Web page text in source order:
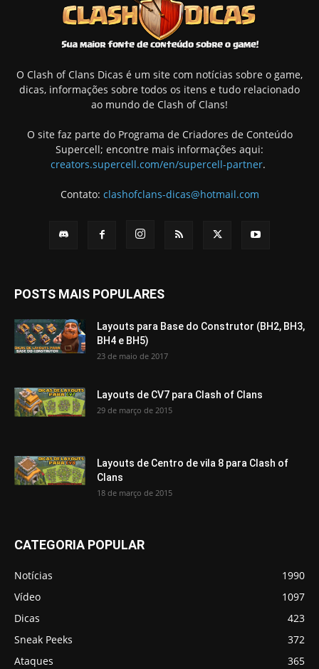
O Clash of Clans Dicas é um site com notícias sobre o game,
dicas, informações sobre todos os itens e tudo relacionado
ao mundo de Clash of Clans!
O site faz parte do Programa de Criadores de Conteúdo
Supercell; encontre mais informações aqui:
creators.supercell.com/en/supercell-partner.
Contato: clashofclans-dicas@hotmail.com
POSTS MAIS POPULARES
Layouts para Base do Construtor (BH2, BH3,
BH4 e BH5)
23 de maio de 2017
Layouts de CV7 para Clash of Clans
29 de março de 2015
Layouts de Centro de vila 8 para Clash of
Clans
18 de março de 2015
CATEGORIA POPULAR
Notícias
1990
Vídeo
1097
Dicas
423
Sneak Peeks
372
Ataques
365